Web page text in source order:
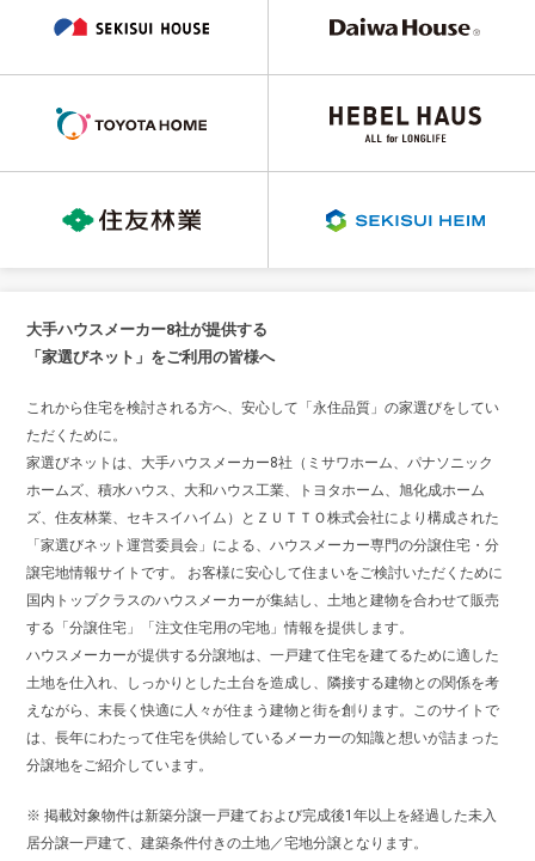
大手ハウスメーカー8社が提供する
「家選びネット」をご利用の皆様へ
これから住宅を検討される方へ、安心して「永住品質」の家選びをしてい
ただくために。
家選びネットは、大手ハウスメーカー8社（ミサワホーム、パナソニック
ホームズ、積水ハウス、大和ハウス工業、トヨタホーム、旭化成ホーム
ズ、住友林業、セキスイハイム）とＺＵＴＴＯ株式会社により構成された
「家選びネット運営委員会」による、ハウスメーカー専門の分譲住宅・分
譲宅地情報サイトです。 お客様に安心して住まいをご検討いただくために
国内トップクラスのハウスメーカーが集結し、土地と建物を合わせて販売
する「分譲住宅」「注文住宅用の宅地」情報を提供します。
ハウスメーカーが提供する分譲地は、一戸建て住宅を建てるために適した
土地を仕入れ、しっかりとした土台を造成し、隣接する建物との関係を考
えながら、末長く快適に人々が住まう建物と街を創ります。このサイトで
は、長年にわたって住宅を供給しているメーカーの知識と想いが詰まった
分譲地をご紹介しています。
※ 掲載対象物件は新築分譲一戸建ておよび完成後1年以上を経過した未入
居分譲一戸建て、建築条件付きの土地／宅地分譲となります。